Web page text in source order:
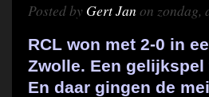
Posted by Gert Jan on zondag,
RCL won met 2-0 in
Zwolle. Een
En daar gingen de